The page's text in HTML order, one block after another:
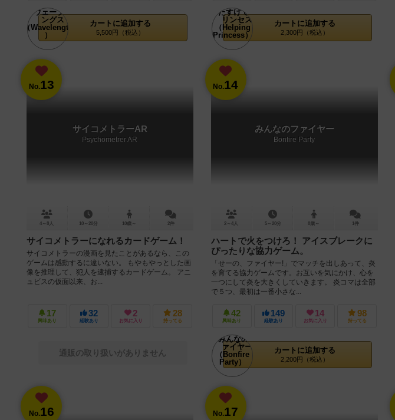
カートに追加する
5,500円（税込）
カートに追加する
2,300円（税込）
No.13
サイコメトラーAR
Psychometrer AR
4～8人 10～20分 10歳～ 2件
サイコメトラーになれるカードゲーム！
サイコメトラーの漫画を見たことがあるなら、この
ゲームは感動するに違いない。 もやもやっとした画
像を推理して、犯人を逮捕するカードゲーム。 アニ
ュビスの仮面以来、お...
17
興味あり
32
経験あり
2
お気に入り
28
持ってる
通販の取り扱いがありません
No.14
みんなのファイヤー
Bonfire Party
2～4人 5～20分 8歳～ 1件
ハートで火をつけろ！ アイスブレークに
ぴったりな協力ゲーム。
「せーの、ファイヤー!」でマッチを出しあって、炎
を育てる協力ゲームです。お互いを気にかけ、心を
一つにして炎を大きくしていきます。 炎コマは全部
で５つ、最初は一番小さな...
42
興味あり
149
経験あり
14
お気に入り
98
持ってる
カートに追加する
2,200円（税込）
No.16 No.17